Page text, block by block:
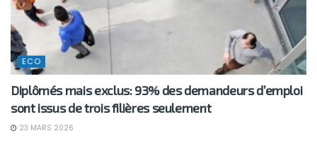
ECO
Diplômés mais exclus: 93% des demandeurs d’emploi
sont issus de trois filières seulement
23 MARS 2026